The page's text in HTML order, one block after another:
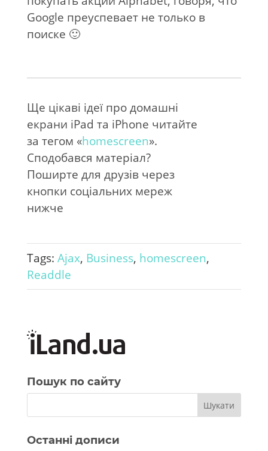
Google преуспевает не только в
поиске 🙂
Ще цікаві ідеї про домашні
екрани iPad та iPhone читайте
за тегом «homescreen».
Сподобався матеріал?
Поширте для друзів через
кнопки соціальних мереж
нижче
Tags: Ajax, Business, homescreen,
Readdle
Пошук по сайту
Останні дописи